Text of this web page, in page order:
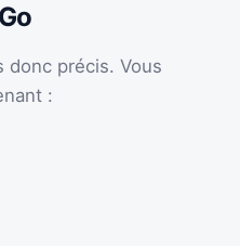
précis. Vous
: